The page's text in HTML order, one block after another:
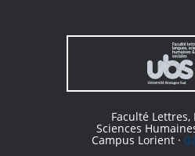
Faculté Lettres,
Sciences
Campus Lorient ·